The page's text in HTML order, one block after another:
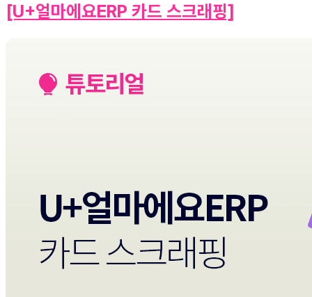
[U+얼마에요ERP 카드 스크래핑]